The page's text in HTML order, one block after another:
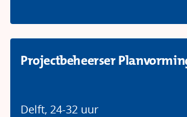
Projectbeheerser
Delft, 24-32 uur